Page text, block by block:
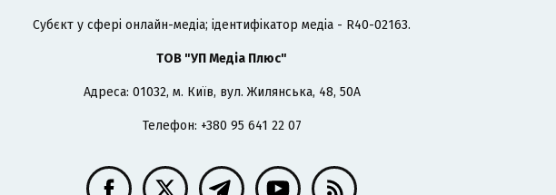
Cубєкт у сфері онлайн-медіа; ідентифікатор медіа - R40-02163.
ТОВ "УП Медіа Плюс"
Адреса: 01032, м. Київ, вул. Жилянська, 48, 50А
Телефон: +380 95 641 22 07